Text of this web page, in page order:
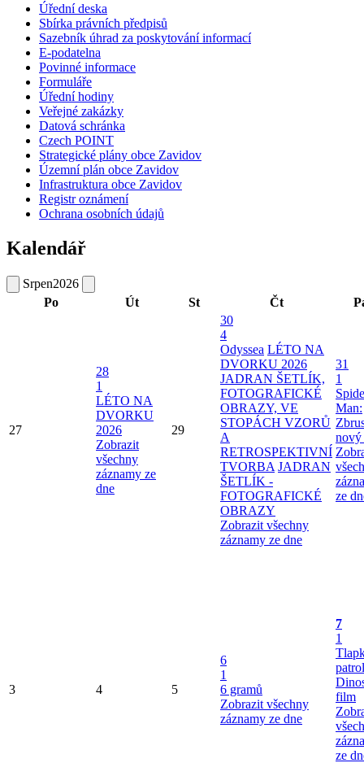
Úřední deska
Sbírka právních předpisů
Sazebník úhrad za poskytování informací
E-podatelna
Povinné informace
Formuláře
Úřední hodiny
Veřejné zakázky
Datová schránka
Czech POINT
Strategické plány obce Zavidov
Územní plán obce Zavidov
Infrastruktura obce Zavidov
Registr oznámení
Ochrana osobních údajů
Kalendář
Srpen2026
Po
Út St Čt
27
28
1
LÉTO NA
DVORKU
2026
Zobrazit
všechny
záznamy ze
dne
29
30
4
Odyssea LÉTO NA
DVORKU 2026
JADRAN ŠETLÍK,
FOTOGRAFICKÉ
OBRAZY, VE
STOPÁCH VZORŮ
A
RETROSPEKTIVNÍ
TVORBA JADRAN
ŠETLÍK -
FOTOGRAFICKÉ
OBRAZY
Zobrazit všechny
záznamy ze dne
31
1
Man:
nový
ze
3 4 5
6
1
6 gramů
Zobrazit všechny
záznamy ze dne
7
1
film
ze